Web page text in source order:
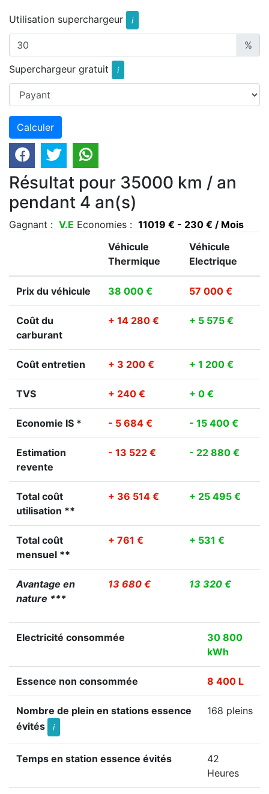
Utilisation superchargeur i
%
Superchargeur gratuit
i
Résultat pour 35000 km / an
pendant 4 an(s)
Gagnant : V.E Economies : 11019 € - 230 € / Mois
Véhicule
Thermique
Véhicule
Electrique
Prix du véhicule 38 000 € 57 000 €
Coût du
carburant
+ 14 280 € + 5 575 €
Coût entretien + 3 200 € + 1 200 €
TVS + 240 € + 0 €
Economie IS * - 5 684 € - 15 400 €
Estimation
revente
- 13 522 € - 22 880 €
Total coût
utilisation **
+ 36 514 € + 25 495 €
Total coût
mensuel **
+ 761 € + 531 €
Avantage en
nature ***
13 680 € 13 320 €
Electricité consommée
30 800
kWh
Essence non consommée 8 400 L
Nombre de plein en stations essence
évités
i
168 pleins
Temps en station essence évités
42
Heures